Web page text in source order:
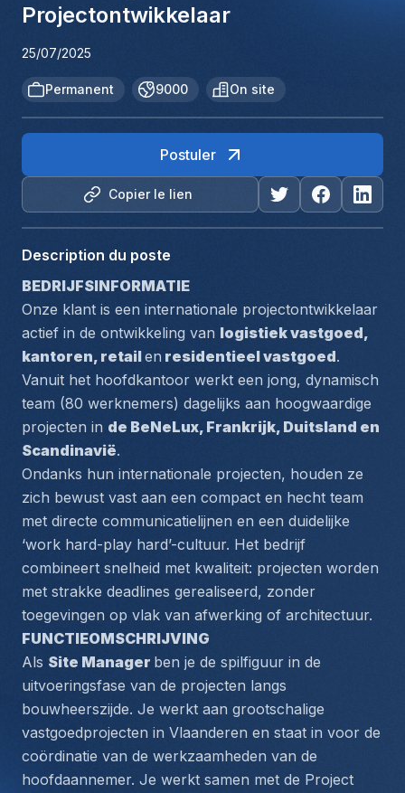
Projectontwikkelaar
25/07/2025
Permanent 9000 On site
Copier le lien
Postuler
Description du poste
BEDRIJFSINFORMATIE
Onze klant is een internationale projectontwikkelaar
actief in de ontwikkeling van logistiek vastgoed,
kantoren, retail en residentieel vastgoed.
Vanuit het hoofdkantoor werkt een jong, dynamisch
team (80 werknemers) dagelijks aan hoogwaardige
projecten in de BeNeLux, Frankrijk, Duitsland en
Scandinavië.
Ondanks hun internationale projecten, houden ze
zich bewust vast aan een compact en hecht team
met directe communicatielijnen en een duidelijke
‘work hard-play hard’-cultuur. Het bedrijf
combineert snelheid met kwaliteit: projecten worden
met strakke deadlines gerealiseerd, zonder
toegevingen op vlak van afwerking of architectuur.
FUNCTIEOMSCHRIJVING
Als Site Manager ben je de spilfiguur in de
uitvoeringsfase van de projecten langs
bouwheerszijde. Je werkt aan grootschalige
vastgoedprojecten in Vlaanderen en staat in voor de
coördinatie van de werkzaamheden van de
hoofdaannemer. Je werkt samen met de Project